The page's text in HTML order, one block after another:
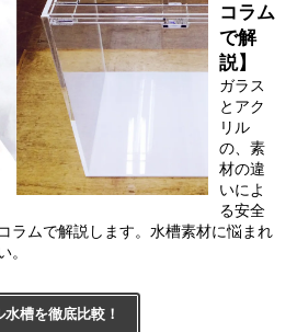
コラム
で解
説】
ガラス
とアク
リル
の、素
材の違
いによ
る安全
ラムで解説します。水槽素材に悩まれ
。
槽を徹底比較！